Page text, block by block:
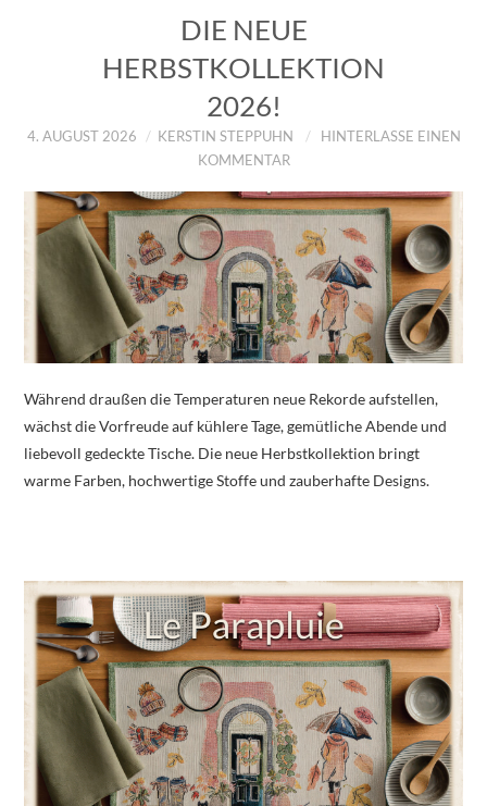
DIE NEUE
HERBSTKOLLEKTION
2026!
4. AUGUST 2026 KERSTIN STEPPUHN
HINTERLASSE EINEN
KOMMENTAR
Während draußen die Temperaturen neue Rekorde aufstellen,
wächst die Vorfreude auf kühlere Tage, gemütliche Abende und
liebevoll gedeckte Tische. Die neue Herbstkollektion bringt
warme Farben, hochwertige Stoffe und zauberhafte Designs.